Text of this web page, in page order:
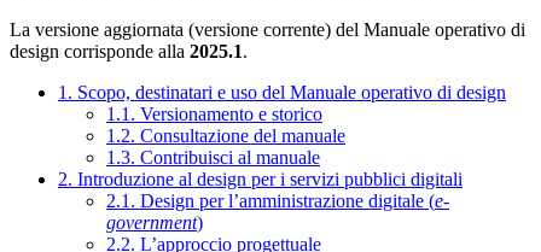
La versione aggiornata (versione corrente) del Manuale operativo di
design corrisponde alla 2025.1.
1. Scopo, destinatari e uso del Manuale operativo di design
1.1. Versionamento e storico
1.2. Consultazione del manuale
1.3. Contribuisci al manuale
2. Introduzione al design per i servizi pubblici digitali
2.1. Design per l’amministrazione digitale (e-
government)
2.2. L’approccio progettuale